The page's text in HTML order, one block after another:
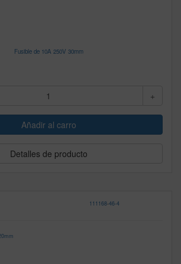
Fusible de 10A 250V 30mm
Detalles de producto
111168-46-4